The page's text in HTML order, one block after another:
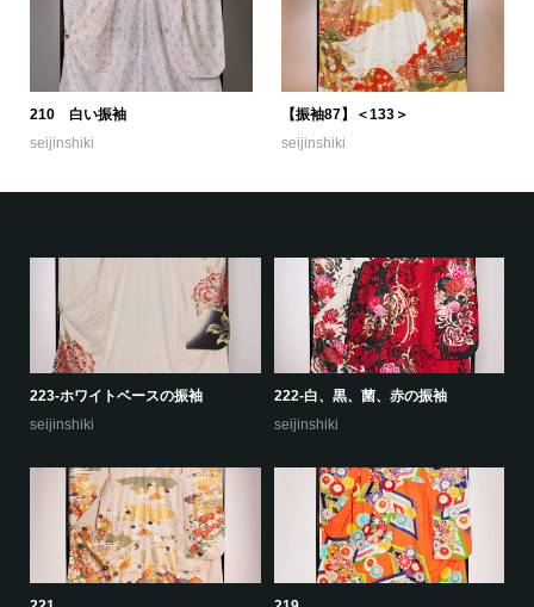
210 白い振袖
seijinshiki
【振袖87】＜133＞
seijinshiki
223-ホワイトベースの振袖
seijinshiki
222-白、黒、菌、赤の振袖
seijinshiki